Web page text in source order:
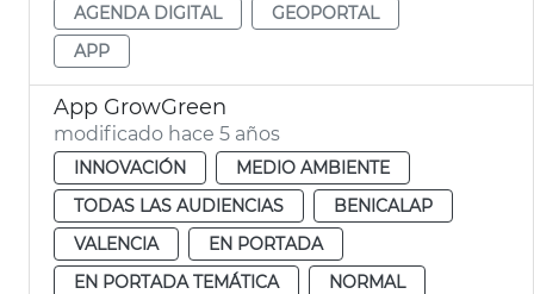
AGENDA DIGITAL
GEOPORTAL
APP
App GrowGreen
modificado hace 5 años
INNOVACIÓN
MEDIO AMBIENTE
TODAS LAS AUDIENCIAS
BENICALAP
VALENCIA
EN PORTADA
EN PORTADA TEMÁTICA
NORMAL